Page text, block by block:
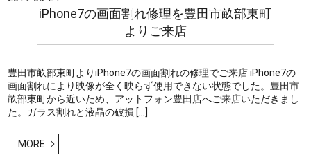
iPhone7の画面割れ修理を豊田市畝部東町
よりご来店
豊田市畝部東町よりiPhone7の画面割れの修理でご来店 iPhone7の
画面割れにより映像が全く映らず使用できない状態でした。豊田市
畝部東町から近いため、アットフォン豊田店へご来店いただきまし
た。ガラス割れと液晶の破損 […]
MORE